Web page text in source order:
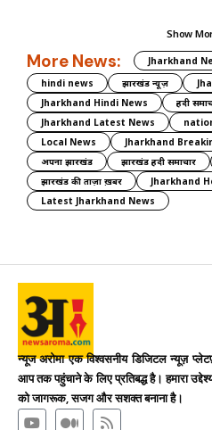
Show
More News: Jharkhand
hindi news
झारखंड न्यूज़
Jharkhand Hindi News
हिंदी
Jharkhand Latest News
Local News
Jharkhand
अपना झारखंड
झारखंड हिंदी समाचार
झारखंड की ताज़ा ख़बर
Jharkhand
Latest Jharkhand News
न्यूज अरोमा एक विश्वसनीय डिजिटल न्यूज़
आप तक पहुंचाने के लिए प्रतिबद्ध है। हमारा
को जागरूक, सजग और सशक्त बनाना है।